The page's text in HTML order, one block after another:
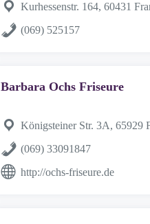
Kurhessenstr. 164, 60431
(069) 525157
Barbara Ochs Friseure
Königsteiner Str. 3A, 65929
(069) 33091847
http://ochs-friseure.de